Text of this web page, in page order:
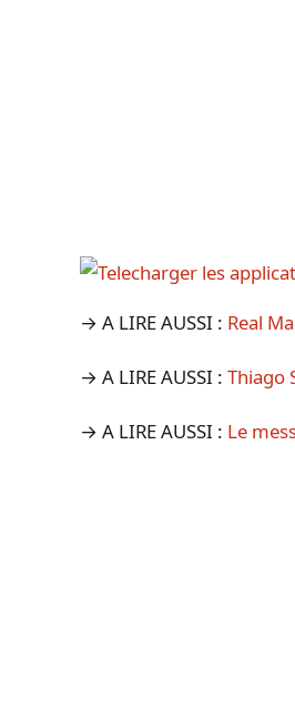
→ A LIRE AUSSI : Real
→ A LIRE AUSSI : Thiago
→ A LIRE AUSSI : Le